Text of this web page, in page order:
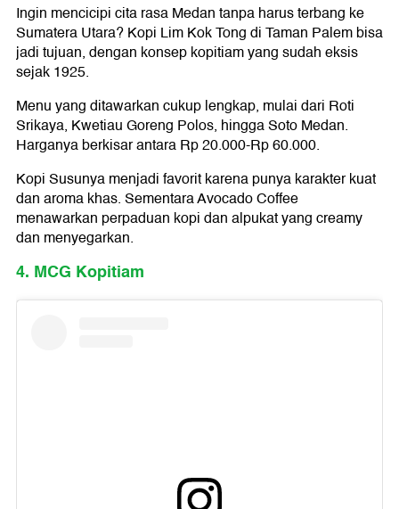
Ingin mencicipi cita rasa Medan tanpa harus terbang ke
Sumatera Utara? Kopi Lim Kok Tong di Taman Palem bisa
jadi tujuan, dengan konsep kopitiam yang sudah eksis
sejak 1925.
Menu yang ditawarkan cukup lengkap, mulai dari Roti
Srikaya, Kwetiau Goreng Polos, hingga Soto Medan.
Harganya berkisar antara Rp 20.000-Rp 60.000.
Kopi Susunya menjadi favorit karena punya karakter kuat
dan aroma khas. Sementara Avocado Coffee
menawarkan perpaduan kopi dan alpukat yang creamy
dan menyegarkan.
4. MCG Kopitiam